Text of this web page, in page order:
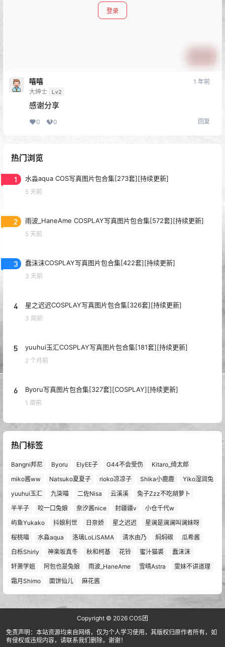
登录
嘻嘻
大绅士 Lv2
1 年前
感谢分享
0 0 回复
热门浏览
1 水淼aqua COS写真图片包合集[273套][持续更新]
5 天前
2 雨波_HaneAme COSPLAY写真图片包合集[572套][持续更新]
5 天前
3 蠢沫沫COSPLAY写真图片包合集[422套][持续更新]
3 天前
4 星之迟迟COSPLAY写真图片包合集[326套][持续更新]
3 周前
5 yuuhui玉汇COSPLAY写真图片包合集[181套][持续更新]
2 个月前
6 Byoru写真图片包合集[327套][COSPLAY][持续更新]
1 周前
热门标签
Bangni邦尼 Byoru ElyEE子 G44不会受伤
Kitaro_绮太郎
miko酱ww
Natsuko夏夏子 rioko凉凉子 Shika小鹿鹿
Yiko湿润兔
yuuhui玉汇
九柒喵 二佐Nisa 云溪溪
兔子Zzz不吃胡萝卜
半半子
咬一口兔娘 奈汐酱nice 封疆疆v
小仓千代w
屿鱼Yukako
抖娘利世 日奈娇 星之迟迟
星澜是澜澜叫澜妹呀
桜桃喵
水淼aqua 洛璃LoLiSAMA 清水由乃 焖焖碳
瓜希酱
白栎Shirly
神楽坂真冬 秋和柯基 花铃 蜜汁猫裘
蠢沫沫
轩萧学姐
阿包也是兔娘 雨波_HaneAme 雪晴Astra
雯妹不讲道理
霜月Shimo
面饼仙儿 麻花酱
Copyright © 2026 COS团
免责声明：本站资源均来自网络，仅为个人学习使用，其版权归原作者所有，如
有侵权或违规内容，请联系我们删除，谢谢！